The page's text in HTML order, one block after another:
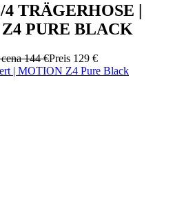
TRÄGERHOSE |
PURE BLACK
144 €Preis129 €
| MOTION Z4 Pure Black